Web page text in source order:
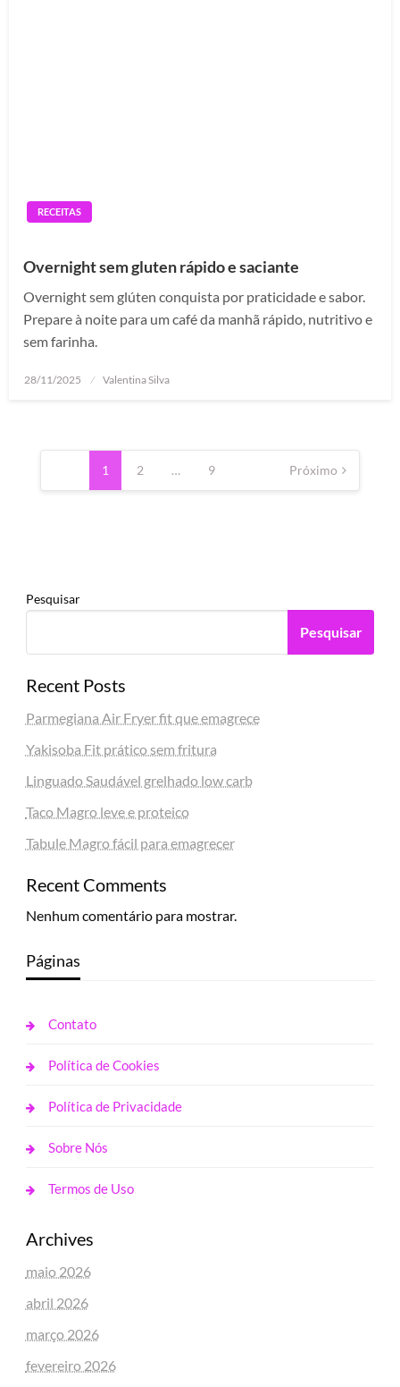
RECEITAS
Overnight sem gluten rápido e saciante
Overnight sem glúten conquista por praticidade e sabor.
Prepare à noite para um café da manhã rápido, nutritivo e
sem farinha.
Posted
28/11/2025 Valentina Silva
Paginação
posts
1 2 … 9 Próximo
Pesquisar
Pesquisar
Recent Posts
Parmegiana Air Fryer fit que emagrece
Yakisoba Fit prático sem fritura
Linguado Saudável grelhado low carb
Taco Magro leve e proteico
Tabule Magro fácil para emagrecer
Recent Comments
Nenhum comentário para mostrar.
Páginas
Contato
Política de Cookies
Política de Privacidade
Sobre Nós
Termos de Uso
Archives
maio 2026
abril 2026
março 2026
fevereiro 2026